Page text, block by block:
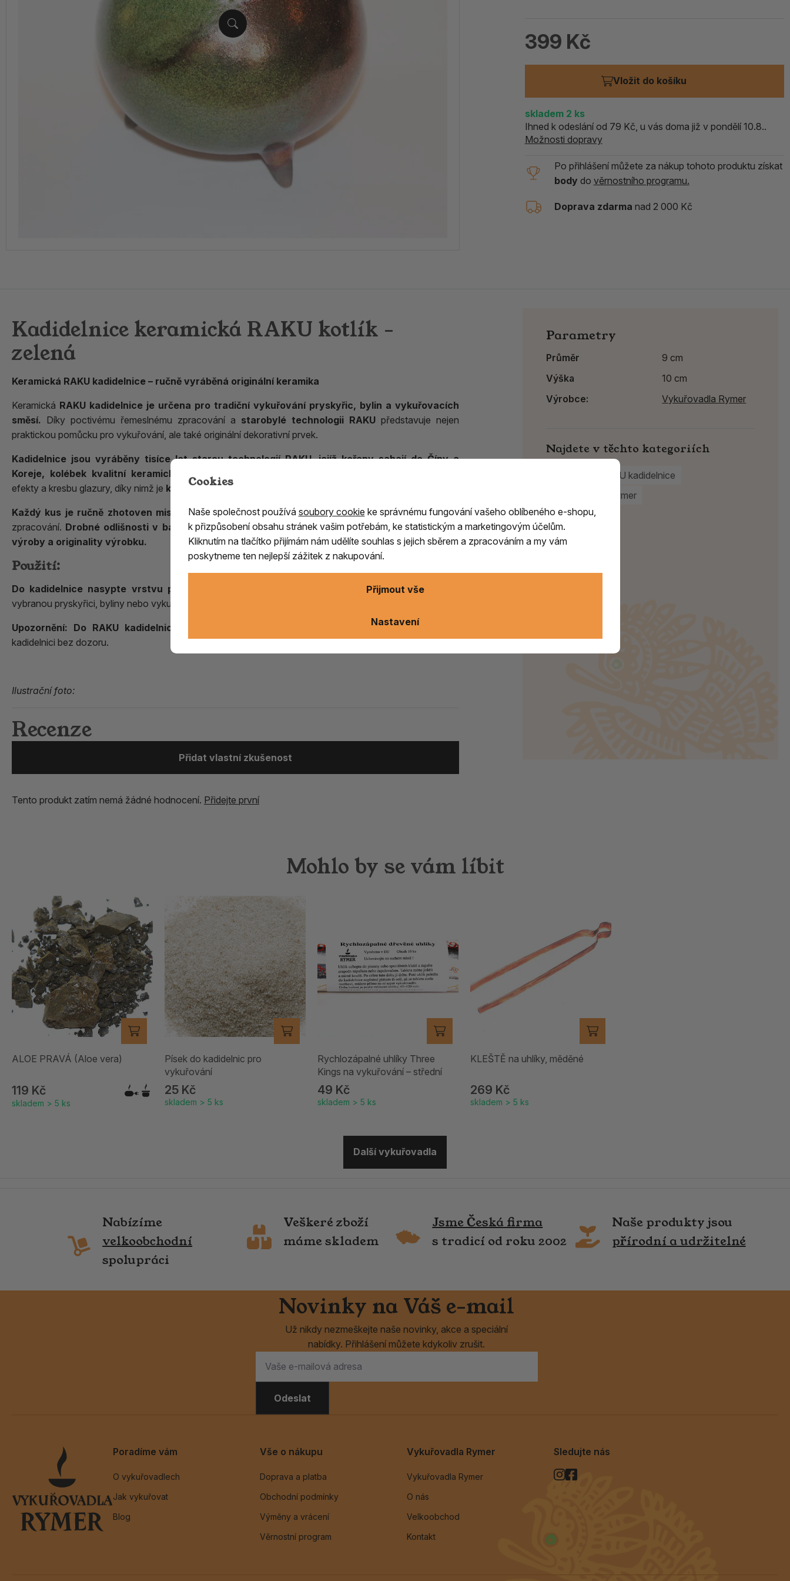
119 Kč
399 Kč
Vložit do košíku
skladem2 ks
Ihned k odeslání od 79 Kč, u vás doma již v pondělí 10.8..
Možnosti dopravy
Po přihlášení můžete za nákup tohoto produktu získat
body do věrnostního programu.
Doprava zdarma nad 2 000 Kč
Kadidelnice keramická RAKU kotlík -
zelená
Keramická RAKU kadidelnice – ručně vyráběná originální keramika
Keramická RAKU kadidelnice je určena pro tradiční vykuřování pryskyřic, bylin a vykuřovacích
směsí. Díky poctivému řemeslnému zpracování a starobylé technologii RAKUpředstavuje nejen
praktickou pomůcku pro vykuřování, ale také originální dekorativní prvek.
Kadidelnice jsou vyráběny tisíce let starou technologií RAKU, jejíž kořeny sahají do Číny a
Koreje, kolébek kvalitní keramické výroby.
efekty a kresbu glazury, díky nimž je každá kadidelnice neopakovatelným originálem.
Každý kus je ručně zhotoven mistrem keramikema nese charakteristické znaky tradičního RAKU
zpracování. Drobné odlišnosti v barvě, struktuře či kresbě nejsou vadou, ale potvrzením ruční
výroby a originality výrobku.
Použití:
Do kadidelnice nasypte vrstvu písku, na kterou položte rozžhavený uhlík.Následně přidejte
vybranou pryskyřici, byliny nebo vykuřovací směs. Kadidelnici vždy umístěte na nehořlavou podložku.
Upozornění: Do RAKU kadidelnic není vhodné používat sůl
. Pokud uhlík žhne, nenechávejte
kadidelnici bez dozoru.
Ilustrační foto:
Recenze
Přidat vlastní zkušenost
Tento produkt zatím nemá žádné hodnocení. Přidejte první
Parametry
Průměr
9 cm
Výška
10 cm
Výrobce:
Vykuřovadla Rymer
Najdete v těchto kategoriích
Keramické RAKU kadidelnice
Vykuřovadla Rymer
Mohlo by se vám líbit
ALOE PRAVÁ (Aloe vera)
119 Kč
skladem > 5 ks
Písek do kadidelnic pro
vykuřování
25 Kč
skladem > 5 ks
Rychlozápalné uhlíky Three
Kings na vykuřování – střední
49 Kč
skladem > 5 ks
KLEŠTĚ na uhlíky, měděné
269 Kč
skladem > 5 ks
Další vykuřovadla
Nabízíme
velkoobchodní
spolupráci
Veškeré zboží
máme skladem
Jsme Česká firma
s tradicí od roku 2002
Naše produkty jsou
přírodní a udržitelné
Novinky na Váš e-mail
Už nikdy nezmeškejte naše novinky, akce a speciální
nabídky. Přihlášení můžete kdykoliv zrušit.
Odeslat
Poradíme vám
O vykuřovadlech
Jak vykuřovat
Blog
Vše o nákupu
Doprava a platba
Obchodní podmínky
Výměny a vrácení
Věrnostní program
Vykuřovadla Rymer
Vykuřovadla Rymer
O nás
Velkoobchod
Kontakt
Sledujte nás
Cookies
Naše společnost používá soubory cookie ke správnému fungování vašeho oblíbeného e-shopu,
k přizpůsobení obsahu stránek vašim potřebám, ke statistickým a marketingovým účelům.
Kliknutím na tlačítko přijímám nám udělíte souhlas s jejich sběrem a zpracováním a my vám
poskytneme ten nejlepší zážitek z nakupování.
Nastavení
Přijmout vše